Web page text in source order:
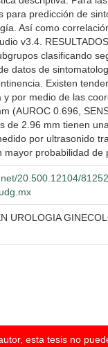
para predicción de
Así como
v3.4.
clasificando
datos de
Existen
y por medio de las
(AUROC 0.696,
de 2.96 mm tienen
por ultrasonido
mayor probabilidad
20.500.12104/81252
UROLOGIA
esta tesis no